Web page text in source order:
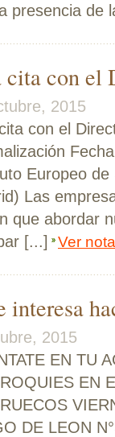
presencia de
cita con el
2015
con el
Europeo
Las
que abordar
[...]
Ver
interesa
2015
EN TU
EN
DE LEON